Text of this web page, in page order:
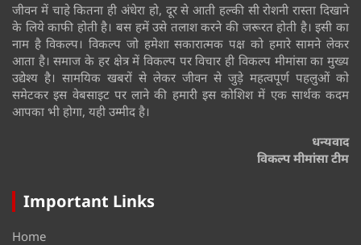
जीवन में चाहे कितना ही अंधेरा हो, दूर से आती हल्की सी रोशनी रास्ता दिखाने
के लिये काफी होती है। बस हमें उसे तलाश करने की जरूरत होती है। इसी का
नाम है विकल्प। विकल्प जो हमेशा सकारात्मक पक्ष को हमारे सामने लेकर
आता है। समाज के हर क्षेत्र में विकल्प पर विचार ही विकल्प मीमांसा का मुख्य
उद्येश्य है। सामयिक खबरों से लेकर जीवन से जुड़े महत्वपूर्ण पहलुओं को
समेटकर इस वेबसाइट पर लाने की हमारी इस कोशिश में एक सार्थक कदम
आपका भी होगा, यही उम्मीद है।
धन्यवाद
विकल्प मीमांसा टीम
Important Links
Home